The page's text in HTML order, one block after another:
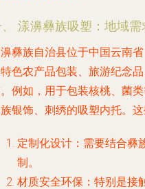
漾濞彝族吸塑：地域
彝族自治县位于中国云南
色农产品包装、旅游纪念
例如，用于包装核桃、菌
银饰、刺绣的吸塑内托。
定制化设计 ：需要结合
制。
材质安全环保 ：特别是